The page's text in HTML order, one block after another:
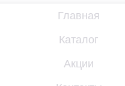
Главная
Каталог
Акции